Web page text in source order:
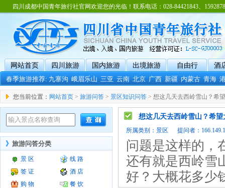
四川成都中国青年旅行社官网欢迎您的光临！联系电话：028-84421843、
网站首页 四川旅游 国内旅游 出境旅游 自由行
酒
春季旅游推荐:九寨沟 峨眉乐山 三亚 云南 北京 广西 新疆 内蒙古 青海
您当前位置： 网站首页 > 旅游问答 > 景区知识问答 > 想这几天去西岭雪山？希
》 旅游问答分类
景 区
线 路
签 证
酒 店
购 物
餐 饮
想这几天去西岭雪山？希望
所属类别： 景区 提问者：
问题是这样的，
还有就是西岭雪
好？大概花多少